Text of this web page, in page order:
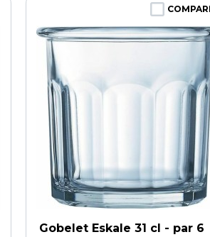
Gobelet Eskale 31 cl - par 6